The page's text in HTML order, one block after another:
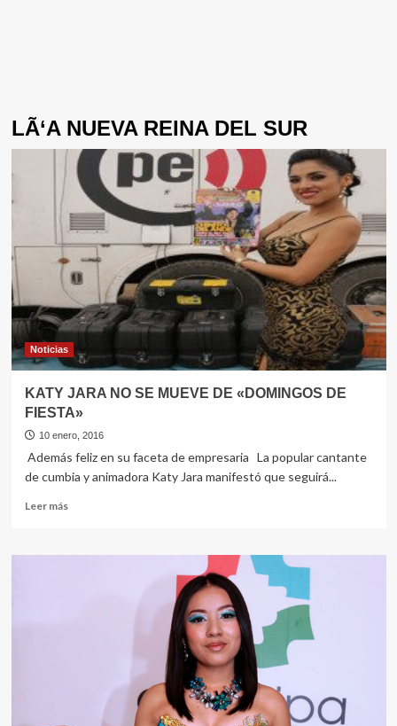
LÃ‘A NUEVA REINA DEL SUR
Noticias
KATY JARA NO SE MUEVE DE «DOMINGOS DE
FIESTA»
10 enero, 2016
Además feliz en su faceta de empresaria La popular cantante
de cumbia y animadora Katy Jara manifestó que seguirá...
Leer másLeer
KATY